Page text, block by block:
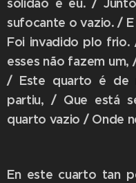
sufocante o vazio. /
Foi invadido plo
esses não fazem
/ Este quarto é de
partiu, / Que está
quarto vazio / Onde
En este cuarto tan